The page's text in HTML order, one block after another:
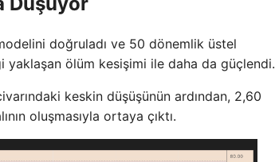
doğruladı ve 50 dönemlik üstel
yaklaşan ölüm kesişimi ile daha da güçlendi.
keskin düşüşünün ardından, 2,60
oluşmasıyla ortaya çıktı.